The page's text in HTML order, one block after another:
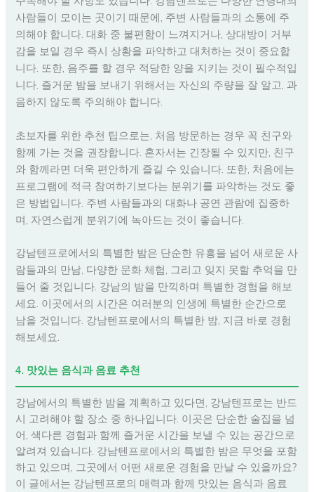
사람들이 모이는 곳이기 때문에, 주변 사람들과의 소통에 주
의해야 합니다. 대화 중 불편함이 느껴지거나, 상대방이 거부
감을 보일 경우 즉시 상황을 파악하고 대처하는 것이 중요합
니다. 또한, 음주를 할 경우 적당한 양을 지키는 것이 필수적입
니다. 즐거운 밤을 보내기 위해서는 자신의 주량을 잘 알고, 과
음하지 않도록 주의해야 합니다.
초보자를 위한 추천 팁으로는, 처음 방문하는 경우 꼭 친구와
함께 가는 것을 권장합니다. 혼자서는 긴장될 수 있지만, 친구
와 함께라면 더욱 편안하게 즐길 수 있습니다. 또한, 처음에는
프로그램에 적극 참여하기보다는 분위기를 파악하는 것도 좋
은 방법입니다. 주변 사람들과의 대화나 공연 관람에 집중하
며, 자연스럽게 분위기에 녹아드는 것이 좋습니다.
강남텐프로에서의 특별한 밤은 단순한 유흥을 넘어 새로운 사
람들과의 만남, 다양한 문화 체험, 그리고 잊지 못할 추억을 만
들어 줄 것입니다. 강남의 밤을 만끽하며 특별한 경험을 해보
세요. 이곳에서의 시간은 여러분의 인생에 특별한 순간으로
남을 것입니다. 강남텐프로에서의 특별한 밤, 지금 바로 경험
해보세요.
4. 맛있는 음식과 음료 추천
강남에서의 특별한 밤을 계획하고 있다면, 강남텐프로는 반드
시 고려해야 할 장소 중 하나입니다. 이곳은 단순한 술집을 넘
어, 색다른 경험과 함께 즐거운 시간을 보낼 수 있는 공간으로
알려져 있습니다. 강남텐프로에서의 특별한 밤은 무엇을 포함
하고 있으며, 그곳에서 어떤 새로운 경험을 만날 수 있을까요?
이 글에서는 강남텐프로의 매력과 함께 맛있는 음식과 음료